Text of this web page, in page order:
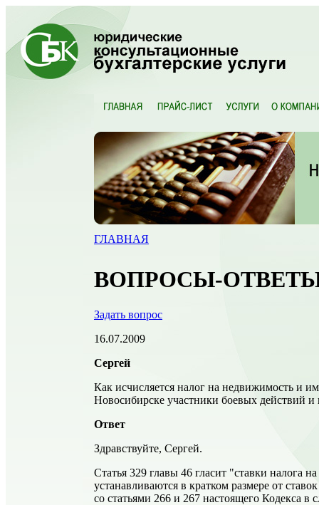
ГЛАВНАЯ
ВОПРОСЫ-
Задать вопрос
16.07.2009
Сергей
Как исчисляется налог на недвижимость и
Новосибирске участники боевых действий
Ответ
Здравствуйте, Сергей.
Статья 329 главы 46 гласит "ставки налога
устанавливаются в кратком размере от
со статьями 266 и 267 настоящего Кодекса в